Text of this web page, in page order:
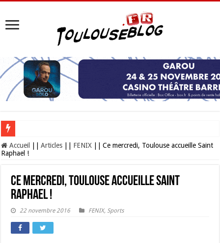
Les Nocturnes de la Cité de l’espace 2026 : l’événement incontournable de
Accueil Articles FENIX
Ce mercredi, Toulouse accueille Saint
Raphael !
Ce mercredi, Toulouse accueille Saint
Raphael !
22 novembre 2016 FENIX, Sports